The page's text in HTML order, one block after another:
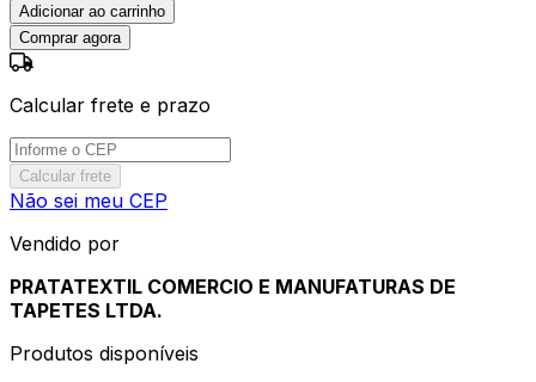
Adicionar ao carrinho
Comprar agora
Calcular frete e prazo
Calcular frete
Não sei meu CEP
Vendido por
PRATATEXTIL COMERCIO E MANUFATURAS DE
TAPETES LTDA.
Produtos disponíveis